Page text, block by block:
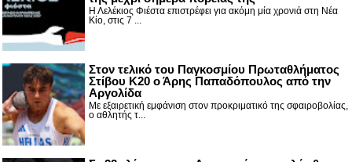
Η Λελέκιος Φιέστα επιστρέφει για ακόμη μία χρονιά στη Νέα
Κίο, στις 7 ...
Στον τελικό του Παγκοσμίου Πρωταθλήματος
Στίβου Κ20 ο Άρης Παπαδόπουλος από την
Αργολίδα
Με εξαιρετική εμφάνιση στον προκριματικό της σφαιροβολίας,
ο αθλητής τ...